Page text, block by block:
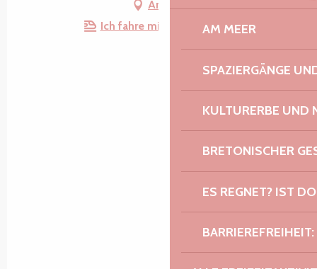
AM MEER
SPAZIERGÄNGE
KULTURERBE UND
BRETONISCHER
ES REGNET? IST
Anfahrt
Ich fahre mit dem Zug hin!